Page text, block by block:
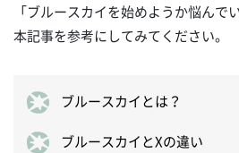
「ブルースカイを始めようか悩んで
本記事を参考にしてみてください。
ブルースカイとは？
ブルースカイとXの違い